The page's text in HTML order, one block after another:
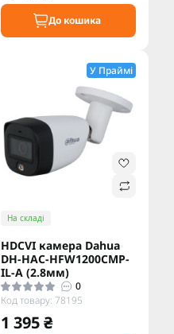
До кошика
У Праймі
На складі
HDCVI камера Dahua
DH-HAC-HFW1200CMP-
IL-A (2.8мм)
0
Код товару: 78195
1 395 ₴